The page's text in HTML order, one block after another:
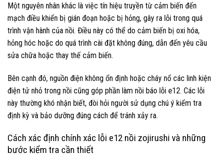
Một nguyên nhân khác là việc tín hiệu truyền từ cảm biến đến
mạch điều khiển bị gián đoạn hoặc bị hỏng, gây ra lỗi trong quá
trình vận hành của nồi. Điều này có thể do cảm biến bị oxi hóa,
hỏng hóc hoặc do quá trình cài đặt không đúng, dẫn đến yêu cầu
sửa chữa hoặc thay thế cảm biến.
Bên cạnh đó, nguồn điện không ổn định hoặc cháy nổ các linh kiện
điện tử nhỏ trong nồi cũng góp phần làm nồi báo lỗi e12. Các lỗi
này thường khó nhận biết, đòi hỏi người sử dụng chú ý kiểm tra
định kỳ và bảo dưỡng đúng cách để tránh xảy ra.
Cách xác định chính xác lỗi e12 nồi zojirushi và những
bước kiểm tra cần thiết